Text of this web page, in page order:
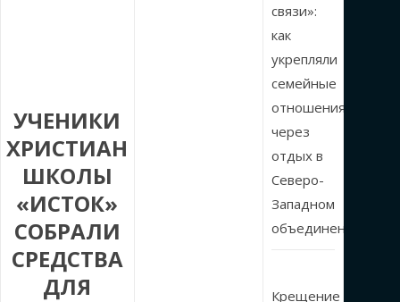
УЧЕНИКИ
ХРИСТИАНСКОЙ
ШКОЛЫ
«ИСТОК»
СОБРАЛИ
СРЕДСТВА
ДЛЯ
связи»:
как
укрепляли
семейные
отношения
через
отдых в
Северо-
Западном
объединении
Крещение